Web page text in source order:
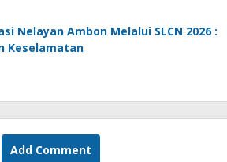
Nelayan Ambon Melalui SLCN 2026 :
Keselamatan
Add Comment